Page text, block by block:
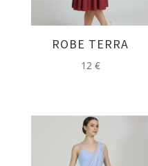
ROBE TERRA
12 €